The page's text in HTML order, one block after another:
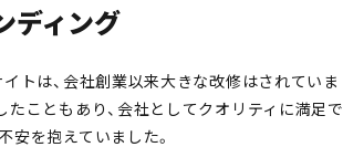
ディング
トは、会社創業以来大きな改修はされていま
たこともあり、会社としてクオリティに満足で
安を抱えていました。